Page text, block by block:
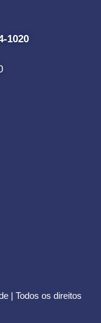
1020
| Todos os direitos